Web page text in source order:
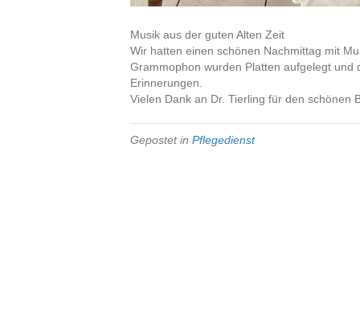
Musik aus der guten Alten Zeit
Wir hatten einen schönen Nachmittag mit
Grammophon wurden Platten aufgelegt und
Erinnerungen.
Vielen Dank an Dr. Tierling für den schönen
Gepostet in Pflegedienst